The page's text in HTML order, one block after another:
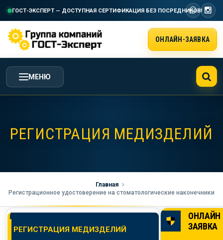
ГОСТ-ЭКСПЕРТ — ДОСТУПНАЯ СЕРТИФИКАЦИЯ БЕЗ ПОСРЕДНИКОВ!
ОНЛАЙН-ЗАЯВКА
МЕНЮ
УСЛУГИ ГК ГОСТ-ЭКСПЕРТ
СТОИМОСТЬ РАБОТ
НАША КОМПАНИЯ
КОНТАКТЫ
РЕГИСТРАЦИЯ МЕДИЗДЕЛИЙ
Главная
Регистрационное удостоверение на стоматологические наконечники
РЕГИСТРАЦИЯ МЕДИЗДЕЛИЙ
ОНЛАЙН
ЗАЯВКА